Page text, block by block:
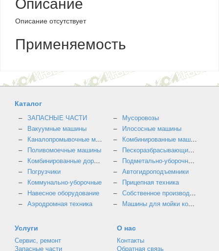
Описание отсутствует
Применяемость
Каталог
ЗАПАСНЫЕ ЧАСТИ
Мусоровозы
Вакуумные машины
Илососные машины
Каналопромывочные машины
Комбинированные машины
Поливомоечные машины
Пескоразбрасывающие машины
Комбинированные дорожные машины
Подметально-уборочные машины
Погрузчики
Автогидроподъемники
Коммунально-уборочные
Прицепная техника
Навесное оборудование
Собственное производство
Аэродромная техника
Машины для мойки контейнеров
Услуги
Сервис, ремонт
Запасные части
О нас
Контакты
Обратная связь